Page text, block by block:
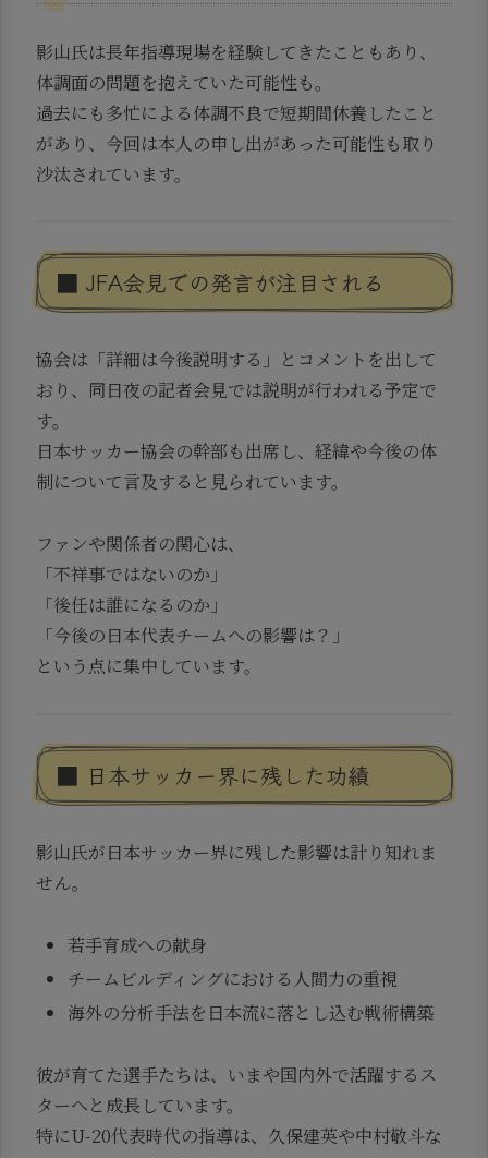
影山氏は長年指導現場を経験してきたこともあり、
体調面の問題を抱えていた可能性も。
過去にも多忙による体調不良で短期間休養したこと
があり、今回は本人の申し出があった可能性も取り
沙汰されています。
■ JFA会見での発言が注目される
協会は「詳細は今後説明する」とコメントを出して
おり、同日夜の記者会見では説明が行われる予定で
す。
日本サッカー協会の幹部も出席し、経緯や今後の体
制について言及すると見られています。
ファンや関係者の関心は、
「不祥事ではないのか」
「後任は誰になるのか」
「今後の日本代表チームへの影響は？」
という点に集中しています。
■ 日本サッカー界に残した功績
影山氏が日本サッカー界に残した影響は計り知れま
せん。
若手育成への献身
チームビルディングにおける人間力の重視
海外の分析手法を日本流に落とし込む戦術構築
彼が育てた選手たちは、いまや国内外で活躍するス
ターへと成長しています。
特にU-20代表時代の指導は、久保建英や中村敬斗な